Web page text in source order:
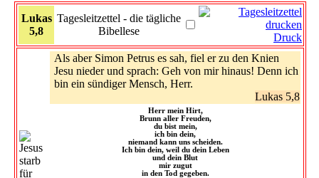
Lukas
5,8
Tagesleitzettel - die tägliche
Bibellese
Druck
Als aber Simon Petrus es sah, fiel er zu den Knien
Jesu nieder und sprach: Geh von mir hinaus! Denn ich
bin ein sündiger Mensch, Herr.
Lukas 5,8
Herr mein Hirt,
Brunn aller Freuden,
du bist mein,
ich bin dein,
niemand kann uns scheiden.
Ich bin dein, weil du dein Leben
und dein Blut
mir zugut
in den Tod gegeben.